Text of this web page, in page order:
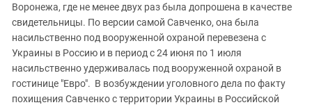
Воронежа, где не менее двух раз была допрошена в качестве
свидетельницы. По версии самой Савченко, она была
насильственно под вооруженной охраной перевезена с
Украины в Россию и в период с 24 июня по 1 июля
насильственно удерживалась под вооруженной охраной в
гостинице "Евро". В возбуждении уголовного дела по факту
похищения Савченко с территории Украины в Российской